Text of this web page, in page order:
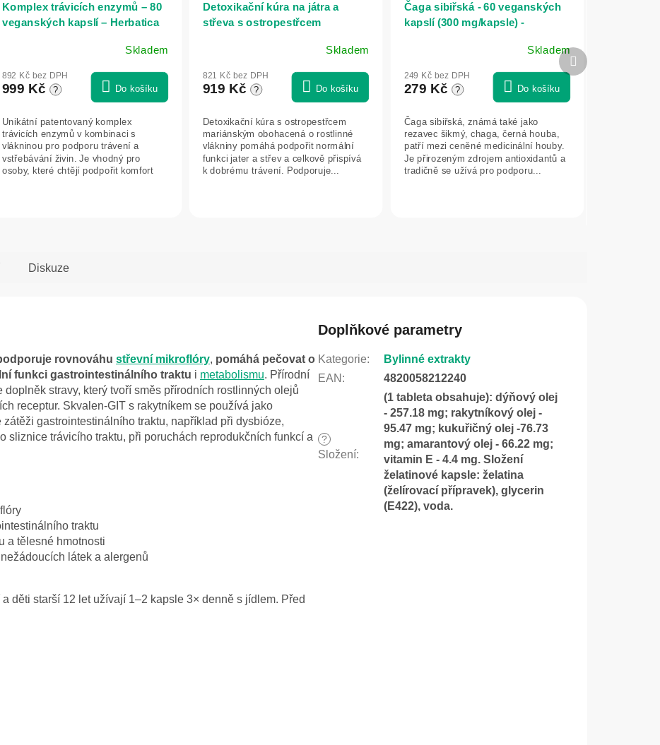
Komplex trávicích enzymů – 80
veganských kapslí – Herbatica
produktu
je
z
5
hvězdiček.
Skladem
892 Kč bez DPH
999 Kč ? Do košíku
Unikátní patentovaný komplex
trávicích enzymů v kombinaci s
vlákninou pro podporu trávení a
vstřebávání živin. Je vhodný pro
osoby, které chtějí podpořit komfort
Detoxikační kúra na játra a
střeva s ostropestřcem
vláknin, 600 g - Herbatica
produktu
je
z
5
hvězdiček.
Skladem
821 Kč bez DPH
919 Kč ? Do košíku
Detoxikační kúra s ostropestřcem
mariánským obohacená o rostlinné
vlákniny pomáhá podpořit normální
funkci jater a střev a celkově přispívá
k dobrému trávení. Podporuje...
Čaga sibiřská - 60 veganských
kapslí (300 mg/kapsle) -
produktu
je
z
5
hvězdiček.
Skladem
249 Kč bez DPH
279 Kč ? Do košíku
Čaga sibiřská, známá také jako
rezavec šikmý, chaga, černá houba,
patří mezi ceněné medicinální houby.
Je přirozeným zdrojem antioxidantů a
tradičně se užívá pro podporu...
Další
produkt
Diskuze
rovnováhu střevní mikroflóry, pomáhá pečovat o
funkci gastrointestinálního traktu i metabolismu. Přírodní
stravy, který tvoří směs přírodních rostlinných olejů
receptur. Skvalen-GIT s rakytníkem se používá jako
zátěži gastrointestinálního traktu, například při dysbióze,
sliznice trávicího traktu, při poruchách reprodukčních funkcí a
traktu
a tělesné hmotnosti
látek a alergenů
děti starší 12 let užívají 1–2 kapsle 3× denně s jídlem. Před
Doplňkové parametry
Kategorie:
Bylinné extrakty
EAN : 4820058212240
?
Složení:
(1 tableta obsahuje): dýňový olej
- 257.18 mg; rakytníkový olej -
95.47 mg; kukuřičný olej -76.73
mg; amarantový olej - 66.22 mg;
vitamin E - 4.4 mg. Složení
želatinové kapsle: želatina
(želírovací přípravek), glycerin
(E422), voda.